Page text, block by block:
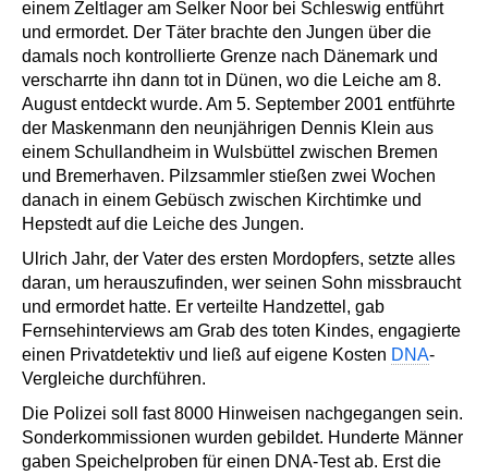
einem Zeltlager am Selker Noor bei Schleswig entführt
und ermordet. Der Täter brachte den Jungen über die
damals noch kontrollierte Grenze nach Dänemark und
verscharrte ihn dann tot in Dünen, wo die Leiche am 8.
August entdeckt wurde. Am 5. September 2001 entführte
der Maskenmann den neunjährigen Dennis Klein aus
einem Schullandheim in Wulsbüttel zwischen Bremen
und Bremerhaven. Pilzsammler stießen zwei Wochen
danach in einem Gebüsch zwischen Kirchtimke und
Hepstedt auf die Leiche des Jungen.
Ulrich Jahr, der Vater des ersten Mordopfers, setzte alles
daran, um heraus­zu­finden, wer seinen Sohn missbraucht
und ermordet hatte. Er verteilte Handzettel, gab
Fernsehinterviews am Grab des toten Kindes, engagierte
einen Privatdetektiv und ließ auf eigene Kosten DNA-
Vergleiche durchführen.
Die Polizei soll fast 8000 Hinweisen nachgegangen sein.
Sonderkommissionen wurden gebildet. Hunderte Männer
gaben Speichelproben für einen DNA-Test ab. Erst die